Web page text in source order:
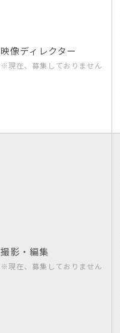
映像ディレクター
※現在、募集しておりません
撮影・編集
※現在、募集しておりません